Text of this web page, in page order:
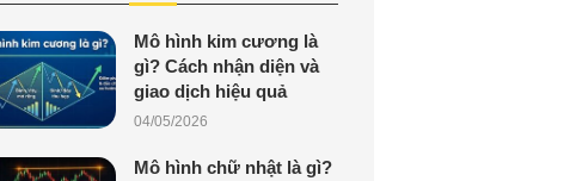
Mô hình kim cương là
gì? Cách nhận diện và
giao dịch hiệu quả
04/05/2026
Mô hình chữ nhật là gì?